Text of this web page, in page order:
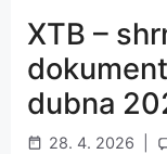
XTB –
dubna
28. 4. 2026